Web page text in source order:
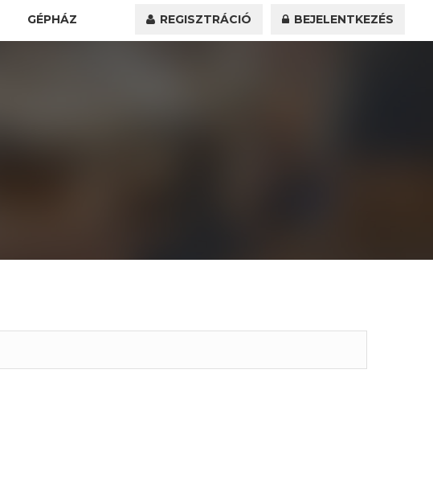
GÉPHÁZ REGISZTRÁCIÓ BEJELENTKEZÉS